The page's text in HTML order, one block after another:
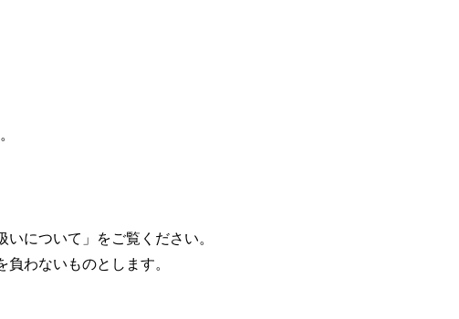
について」をご覧ください。
わないものとします。